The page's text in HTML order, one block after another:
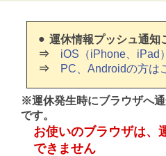
運休情報プッシュ通知
iOS（iPhone、iPad
PC、Androidの方は
※運休発生時にブラウザへ
です。
お使いのブラウザは、
できません